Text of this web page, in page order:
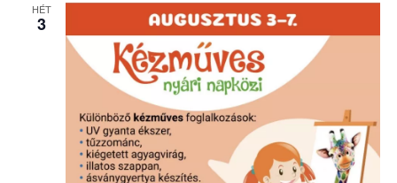
HÉT
3